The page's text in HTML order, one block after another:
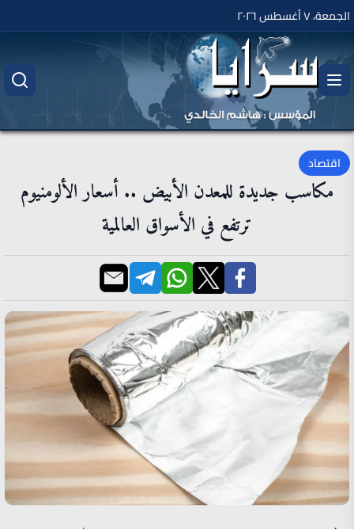
الجمعة، ٧ أغسطس ٢٠٢٦
اقتصاد
مكاسب جديدة للمعدن الأبيض .. أسعار الألومنيوم
ترتفع في الأسواق العالمية